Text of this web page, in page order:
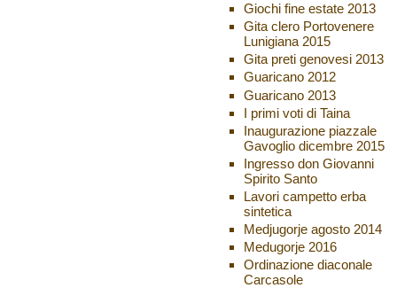
Giochi fine estate 2013
Gita clero Portovenere
Lunigiana 2015
Gita preti genovesi 2013
Guaricano 2012
Guaricano 2013
I primi voti di Taina
Inaugurazione piazzale
Gavoglio dicembre 2015
Ingresso don Giovanni
Spirito Santo
Lavori campetto erba
sintetica
Medjugorje agosto 2014
Medugorje 2016
Ordinazione diaconale
Carcasole